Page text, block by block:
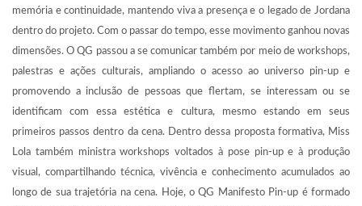
memória e continuidade, mantendo viva a presença e o legado de Jordana
dentro do projeto. Com o passar do tempo, esse movimento ganhou novas
dimensões. O QG passou a se comunicar também por meio de workshops,
palestras e ações culturais, ampliando o acesso ao universo pin-up e
promovendo a inclusão de pessoas que flertam, se interessam ou se
identificam com essa estética e cultura, mesmo estando em seus
primeiros passos dentro da cena. Dentro dessa proposta formativa, Miss
Lola também ministra workshops voltados à pose pin-up e à produção
visual, compartilhando técnica, vivência e conhecimento acumulados ao
longo de sua trajetória na cena. Hoje, o QG Manifesto Pin-up é formado